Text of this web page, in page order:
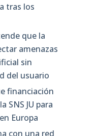
tras los
que la
amenazas
sin
del usuario
financiación
SNS JU para
Europa
con una red